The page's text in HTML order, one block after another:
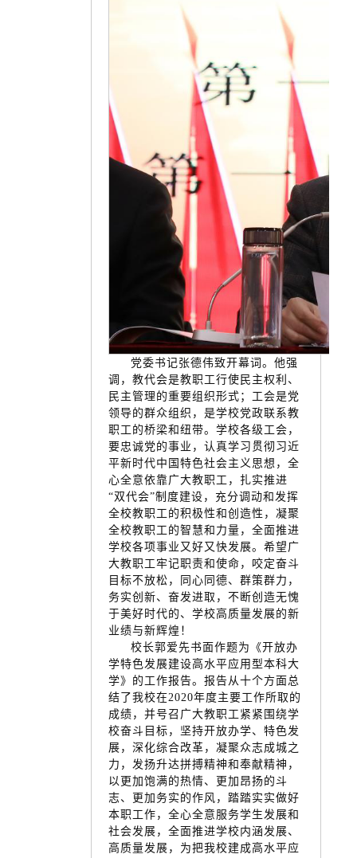
党委书记张德伟致开幕词。他强
调，教代会是教职工行使民主权利、
民主管理的重要组织形式；工会是党
领导的群众组织，是学校党政联系教
职工的桥梁和纽带。学校各级工会，
要忠诚党的事业，认真学习贯彻习近
平新时代中国特色社会主义思想，全
心全意依靠广大教职工，扎实推进
“双代会”制度建设，充分调动和发挥
全校教职工的积极性和创造性，凝聚
全校教职工的智慧和力量，全面推进
学校各项事业又好又快发展。希望广
大教职工牢记职责和使命，咬定奋斗
目标不放松，同心同德、群策群力，
务实创新、奋发进取，不断创造无愧
于美好时代的、学校高质量发展的新
业绩与新辉煌！
校长郭爱先书面作题为《开放办
学特色发展建设高水平应用型本科大
学》的工作报告。报告从十个方面总
结了我校在2020年度主要工作所取的
成绩，并号召广大教职工紧紧围绕学
校奋斗目标，坚持开放办学、特色发
展，深化综合改革，凝聚众志成城之
力，发扬升达拼搏精神和奉献精神，
以更加饱满的热情、更加昂扬的斗
志、更加务实的作风，踏踏实实做好
本职工作，全心全意服务学生发展和
社会发展，全面推进学校内涵发展、
高质量发展，为把我校建成高水平应